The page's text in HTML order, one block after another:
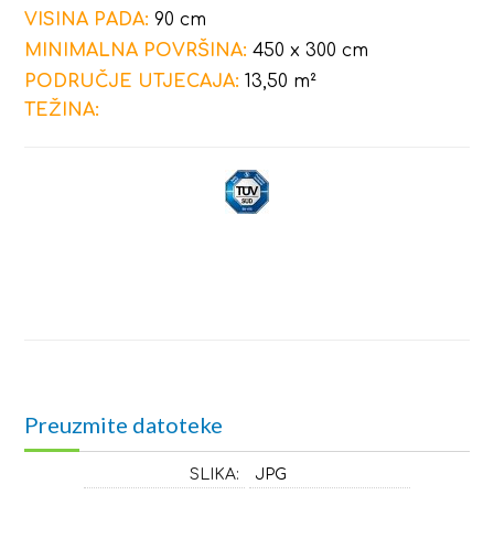
VISINA PADA: 90 cm
MINIMALNA POVRŠINA: 450 x 300 cm
PODRUČJE UTJECAJA: 13,50 m²
TEŽINA:
Preuzmite datoteke
SLIKA: JPG